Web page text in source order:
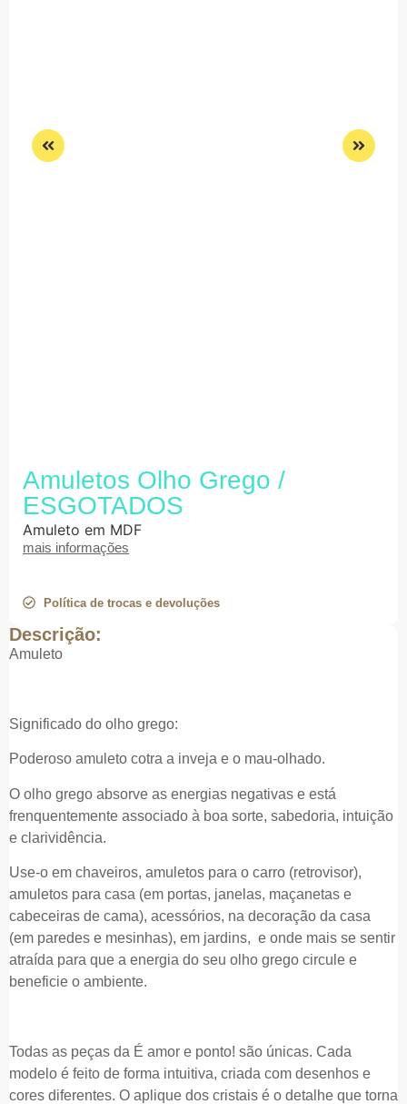
Descrição:
Amuleto
Significado do olho grego:
Poderoso amuleto cotra a inveja e o mau-olhado.
O olho grego absorve as energias negativas e está
frenquentemente associado à boa sorte, sabedoria, intuição
e clarividência.
Use-o em chaveiros, amuletos para o carro (retrovisor),
amuletos para casa (em portas, janelas, maçanetas e
cabeceiras de cama), acessórios, na decoração da casa
(em paredes e mesinhas), em jardins, e onde mais se sentir
atraída para que a energia do seu olho grego circule e
beneficie o ambiente.
Todas as peças da É amor e ponto! são únicas. Cada
modelo é feito de forma intuitiva, criada com desenhos e
cores diferentes. O aplique dos cristais é o detalhe que torna
Amuletos Olho Grego /
ESGOTADOS
Amuleto em MDF
mais informações
Política de trocas e devoluções